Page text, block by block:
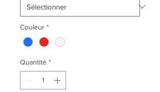
Couleur *
Quantité *